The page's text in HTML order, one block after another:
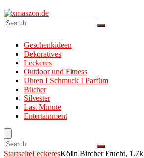
Geschenkideen
Dekoratives
Leckeres
Outdoor und Fitness
Uhren I Schmuck I Parfüm
Bücher
Silvester
Last Minute
Entertainment
StartseiteLeckeresKölln Bircher Frucht,